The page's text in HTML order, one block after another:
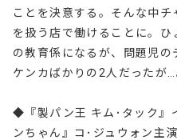
ことを決意する。そんな中
を扱う店で働けることに。ひ
の教育係になるが、問題児
ケンカばかりの2人だったが…
◆『製パン王 キム･タック』
ンちゃん』コ･ジュウォン主演